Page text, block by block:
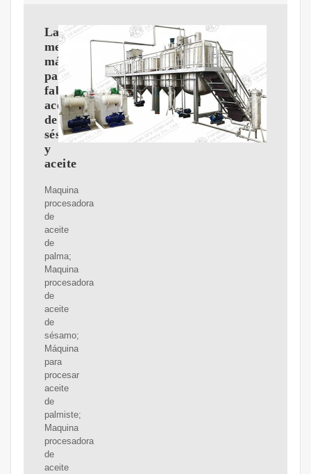
La
mejor
máquina
para
fabricar
aceite
de
sésamo
y
aceite
Maquina
procesadora
de
aceite
de
palma;
Maquina
procesadora
de
aceite
de
sésamo;
Máquina
para
procesar
aceite
de
palmiste;
Maquina
procesadora
de
aceite